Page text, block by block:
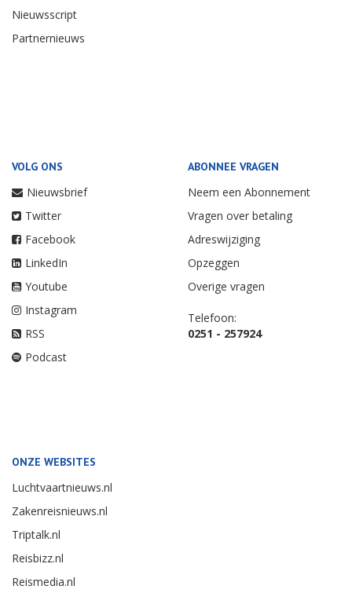
Nieuwsscript
Partnernieuws
VOLG ONS
Nieuwsbrief
Twitter
Facebook
LinkedIn
Youtube
Instagram
RSS
Podcast
ABONNEE VRAGEN
Neem een Abonnement
Vragen over betaling
Adreswijziging
Opzeggen
Overige vragen
Telefoon:
0251 - 257924
ONZE WEBSITES
Luchtvaartnieuws.nl
Zakenreisnieuws.nl
Triptalk.nl
Reisbizz.nl
Reismedia.nl